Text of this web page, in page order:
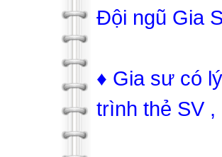
Đội ngũ Gia
♦ Gia sư có
trình thẻ SV